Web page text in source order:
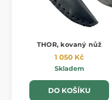
THOR, kovaný nůž
1 050 Kč
Skladem
DO KOŠÍKU